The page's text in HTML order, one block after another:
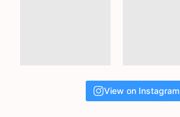
View on Instagram